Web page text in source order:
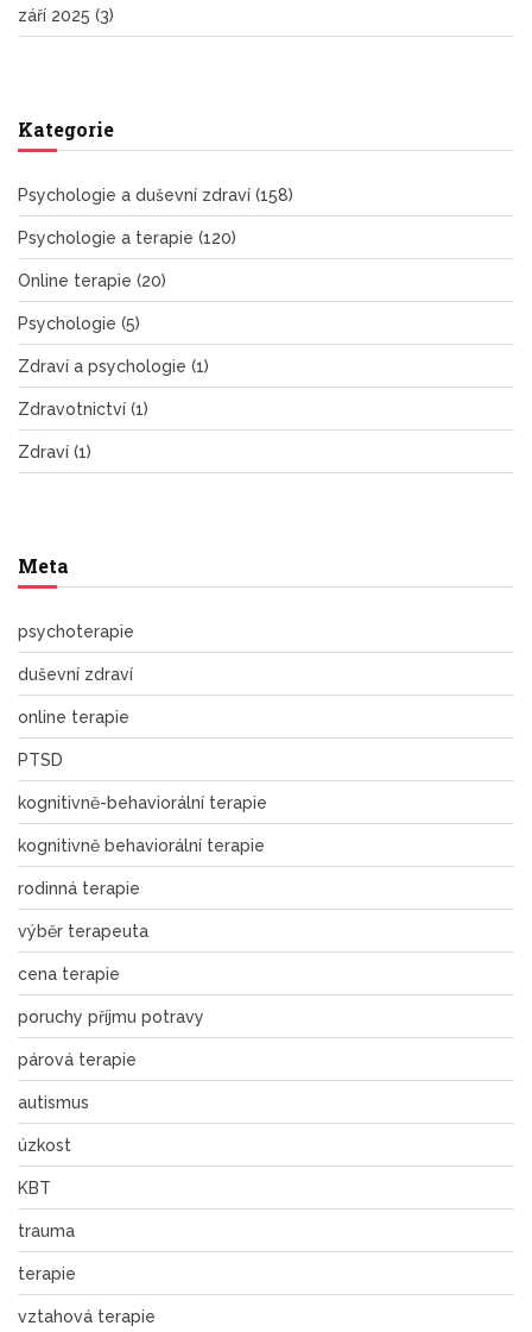
září 2025 (3)
Kategorie
Psychologie a duševní zdraví (158)
Psychologie a terapie (120)
Online terapie (20)
Psychologie (5)
Zdraví a psychologie (1)
Zdravotnictví (1)
Zdraví (1)
Meta
psychoterapie
duševní zdraví
online terapie
PTSD
kognitivně-behaviorální terapie
kognitivně behaviorální terapie
rodinná terapie
výběr terapeuta
cena terapie
poruchy příjmu potravy
párová terapie
autismus
úzkost
KBT
trauma
terapie
vztahová terapie